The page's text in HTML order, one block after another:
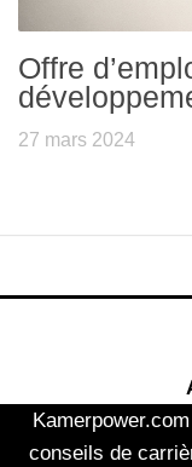
Offre
27 mars 2024
conseils de